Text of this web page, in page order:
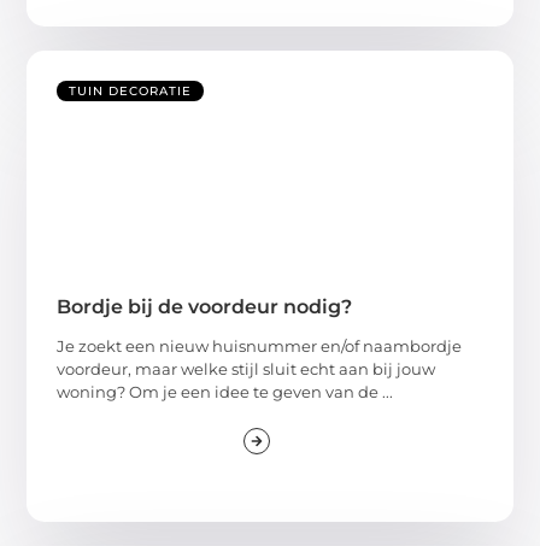
TUIN DECORATIE
Bordje bij de voordeur nodig?
Je zoekt een nieuw huisnummer en/of naambordje
voordeur, maar welke stijl sluit echt aan bij jouw
woning? Om je een idee te geven van de ...